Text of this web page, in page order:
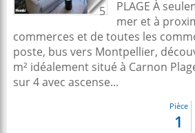
5
PLAGE À
mer et à
commerces et de toutes les
poste, bus vers Montpellier,
m² idéalement situé à Carnon
sur 4 avec ascense...
Pièce
1